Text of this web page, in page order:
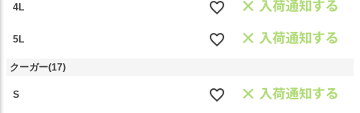
4L
5L
クーガー(17)
S